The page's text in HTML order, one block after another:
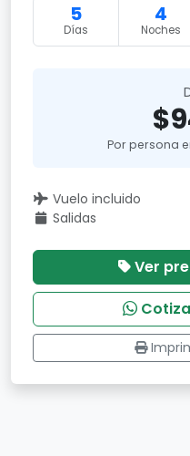
5
Días
4
Noches
Por persona
Vuelo incluido
Salidas
Ver